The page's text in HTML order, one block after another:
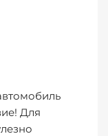
Для